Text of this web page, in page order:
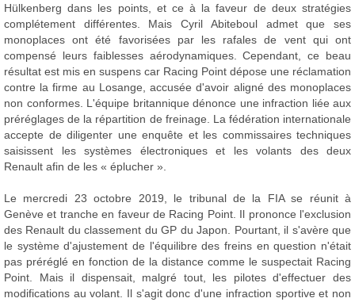
Hülkenberg dans les points, et ce à la faveur de deux stratégies
complétement différentes. Mais Cyril Abiteboul admet que ses
monoplaces ont été favorisées par les rafales de vent qui ont
compensé leurs faiblesses aérodynamiques. Cependant, ce beau
résultat est mis en suspens car Racing Point dépose une réclamation
contre la firme au Losange, accusée d'avoir aligné des monoplaces
non conformes. L'équipe britannique dénonce une infraction liée aux
préréglages de la répartition de freinage. La fédération internationale
accepte de diligenter une enquête et les commissaires techniques
saisissent les systèmes électroniques et les volants des deux
Renault afin de les « éplucher ».
Le mercredi 23 octobre 2019, le tribunal de la FIA se réunit à
Genève et tranche en faveur de Racing Point. Il prononce l'exclusion
des Renault du classement du GP du Japon. Pourtant, il s'avère que
le système d'ajustement de l'équilibre des freins en question n'était
pas préréglé en fonction de la distance comme le suspectait Racing
Point. Mais il dispensait, malgré tout, les pilotes d'effectuer des
modifications au volant. Il s'agit donc d'une infraction sportive et non